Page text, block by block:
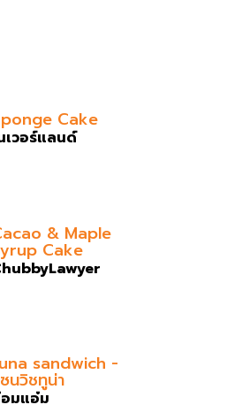
Cake
เวอร์แลนด์
& Maple
Cake
sandwich -
นวิชทูน่า
มแอ๋ม